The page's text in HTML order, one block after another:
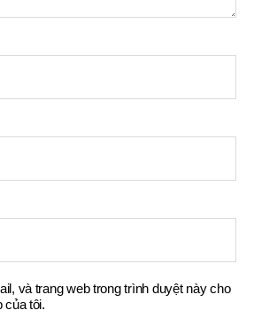
và trang web trong trình duyệt này cho
của tôi.